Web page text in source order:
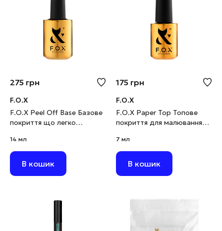
275 грн
F.O.X
F.O.X Peel Off Base Базове
покриття що легко
14 мл
В кошик
175 грн
F.O.X
F.O.X Paper Top Топове
покриття для малювання
7 мл
В кошик